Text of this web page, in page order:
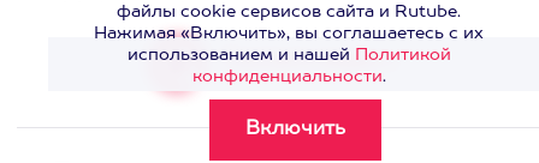
Смотреть видео>
файлы cookie сервисов сайта и Rutube.
Нажимая «Включить», вы соглашаетесь с их
использованием и нашей Политикой
конфиденциальности.